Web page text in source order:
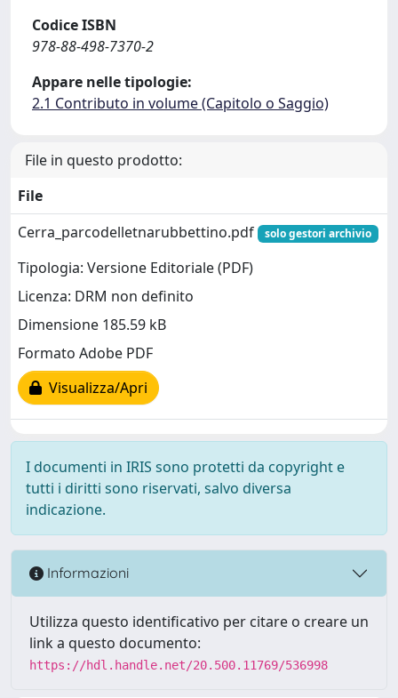
Codice ISBN
978-88-498-7370-2
Appare nelle tipologie:
2.1 Contributo in volume (Capitolo o Saggio)
File in questo prodotto:
File
Cerra_parcodelletnarubbettino.pdf
solo gestori archivio
Tipologia: Versione Editoriale (PDF)
Licenza: DRM non definito
Dimensione 185.59 kB
Formato Adobe PDF
Visualizza/Apri
I documenti in IRIS sono protetti da copyright e
tutti i diritti sono riservati, salvo diversa
indicazione.
Informazioni
Utilizza questo identificativo per citare o creare un
link a questo documento:
https://hdl.handle.net/20.500.11769/536998